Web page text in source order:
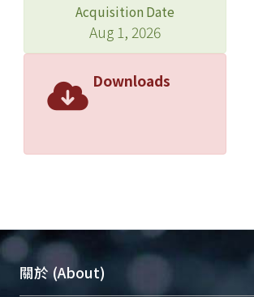
Acquisition Date
Aug 1, 2026
Downloads
關於 (About)